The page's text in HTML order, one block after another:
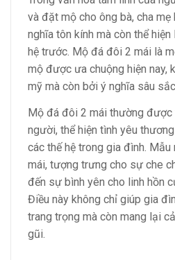
và đặt mộ cho ông bà, cha mẹ
nghĩa tôn kính mà còn thể
hệ trước. Mộ đá đôi 2 mái là
mộ được ưa chuộng hiện nay,
mỹ mà còn bởi ý nghĩa sâu
Mộ đá đôi 2 mái thường được
người, thể hiện tình yêu
các thế hệ trong gia đình.
mái, tượng trưng cho sự che
đến sự bình yên cho linh hồn
Điều này không chỉ giúp gia
trang trọng mà còn mang lại
gũi.